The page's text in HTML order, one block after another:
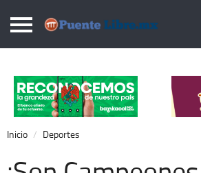
Puentelibre.mx
Local
Nacional
Opinión
Cronos
Inicio Deportes